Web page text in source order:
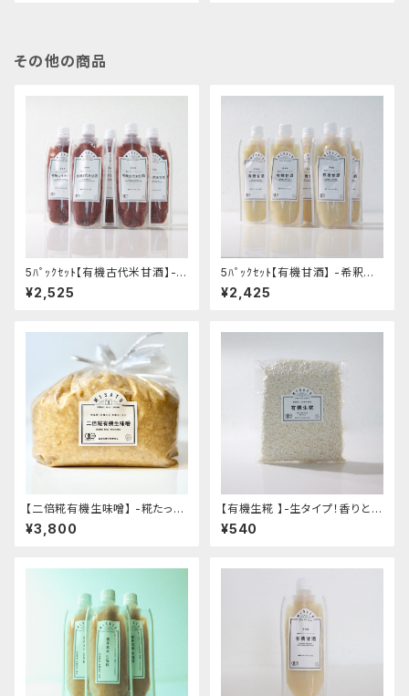
その他の商品
5ﾊﾟｯｸｾｯﾄ【有機古代米甘酒】-
希釈して飲むタイプ・香ばしい味
わい- "200g"│オーガニック
¥2,525
5ﾊﾟｯｸｾｯﾄ【有機甘酒】 -希釈し
て飲むタイプ・有機米の優しい甘
み- "200g"│オーガニック 発
¥2,425
【二倍糀有機生味噌】 -糀たっぷ
り・減塩白味噌タイプ・甘め- "袋
入り3kg"│オーガニック 味噌
¥3,800
【有機生糀 】-生タイプ！香りと鮮
度を保った真空パック・5種類の
糀レシピ付き！-"350g入り" │
¥540